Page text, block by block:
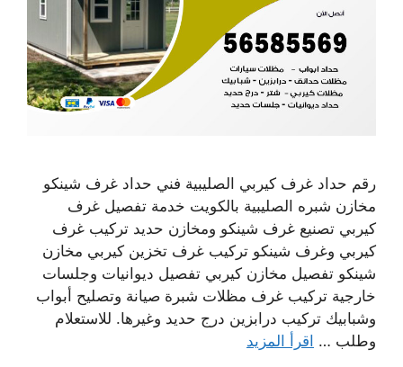
رقم حداد غرف كيربي الصليبية فني حداد غرف شينكو
مخازن شبره الصليبية بالكويت خدمة تفصيل غرف
كيربي تصنيع غرف شينكو ومخازن حديد تركيب غرف
كيربي وغرف شينكو تركيب غرف تخزين كيربي مخازن
شينكو تفصيل مخازن كيربي تفصيل ديوانيات وجلسات
خارجية تركيب غرف مظلات شبرة صيانة وتصليح أبواب
وشبابيك تركيب درابزين درج حديد وغيرها. للاستعلام
وطلب … اقرأ المزيد